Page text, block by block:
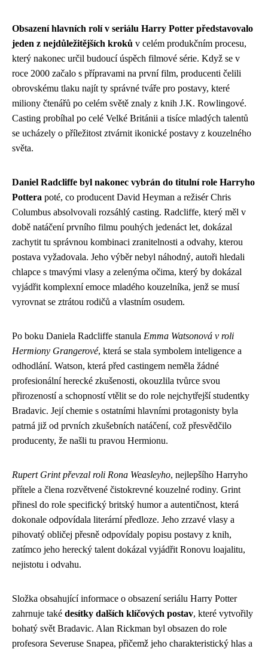
Obsazení hlavních rolí v seriálu Harry Potter představovalo
jeden z nejdůležitějších kroků v celém produkčním procesu,
který nakonec určil budoucí úspěch filmové série. Když se v
roce 2000 začalo s přípravami na první film, producenti čelili
obrovskému tlaku najít ty správné tváře pro postavy, které
miliony čtenářů po celém světě znaly z knih J.K. Rowlingové.
Casting probíhal po celé Velké Británii a tisíce mladých talentů
se ucházely o příležitost ztvárnit ikonické postavy z kouzelného
světa.
Daniel Radcliffe byl nakonec vybrán do titulní role Harryho
Pottera poté, co producent David Heyman a režisér Chris
Columbus absolvovali rozsáhlý casting. Radcliffe, který měl v
době natáčení prvního filmu pouhých jedenáct let, dokázal
zachytit tu správnou kombinaci zranitelnosti a odvahy, kterou
postava vyžadovala. Jeho výběr nebyl náhodný, autoři hledali
chlapce s tmavými vlasy a zelenýma očima, který by dokázal
vyjádřit komplexní emoce mladého kouzelníka, jenž se musí
vyrovnat se ztrátou rodičů a vlastním osudem.
Po boku Daniela Radcliffe stanula Emma Watsonová v roli
Hermiony Grangerové, která se stala symbolem inteligence a
odhodlání. Watson, která před castingem neměla žádné
profesionální herecké zkušenosti, okouzlila tvůrce svou
přirozeností a schopností vtělit se do role nejchytřejší studentky
Bradavic. Její chemie s ostatními hlavními protagonisty byla
patrná již od prvních zkušebních natáčení, což přesvědčilo
producenty, že našli tu pravou Hermionu.
Rupert Grint převzal roli Rona Weasleyho, nejlepšího Harryho
přítele a člena rozvětvené čistokrevné kouzelné rodiny. Grint
přinesl do role specifický britský humor a autentičnost, která
dokonale odpovídala literární předloze. Jeho zrzavé vlasy a
pihovatý obličej přesně odpovídaly popisu postavy z knih,
zatímco jeho herecký talent dokázal vyjádřit Ronovu loajalitu,
nejistotu i odvahu.
Složka obsahující informace o obsazení seriálu Harry Potter
zahrnuje také desítky dalších klíčových postav, které vytvořily
bohatý svět Bradavic. Alan Rickman byl obsazen do role
profesora Severuse Snapea, přičemž jeho charakteristický hlas a